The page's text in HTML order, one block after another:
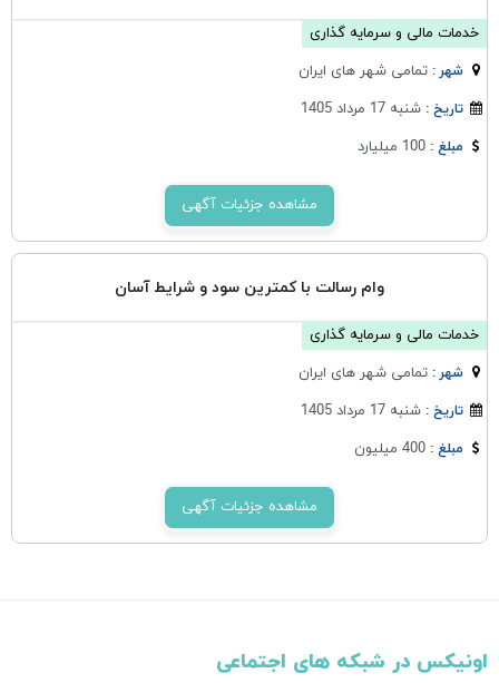
خدمات مالی و سرمایه گذاری
شهر :تمامی شهر های ایران
تاریخ :شنبه 17 مرداد 1405
مبلغ :100 میلیارد
مشاهده جزئیات آگهی
وام رسالت با کمترین سود و شرایط آسان
خدمات مالی و سرمایه گذاری
شهر :تمامی شهر های ایران
تاریخ :شنبه 17 مرداد 1405
مبلغ :400 میلیون
مشاهده جزئیات آگهی
اونیکس در شبکه های اجتماعی